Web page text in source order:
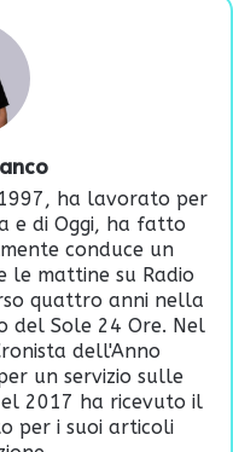
ha lavorato per
e di Oggi, ha fatto
conduce un
mattine su Radio
quattro anni nella
del Sole 24 Ore. Nel
dell'Anno
un servizio sulle
2017 ha ricevuto il
per i suoi articoli